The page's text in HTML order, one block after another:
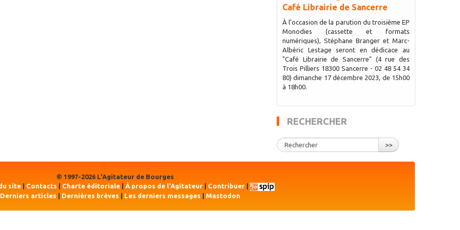
Café Librairie de Sancerre
À l’occasion de la parution du troisième EP
Monodies (cassette et formats
numériques), Stéphane Branger et Marc-
Albéric Lestage seront en dédicace au
"Café Librairie de Sancerre" (4 rue des
Trois Pilliers 18300 Sancerre - 02 48 54 34
80) dimanche 17 décembre 2023, de 15h00
à 18h00.
RECHERCHER
>>
© 1997-2026 L'Agitateur de Bourges
site Contacts Charte éditoriale À propos de l'Agitateur Contribuer
Derniers articles | Dernières brèves | Les derniers messages | Mastodon